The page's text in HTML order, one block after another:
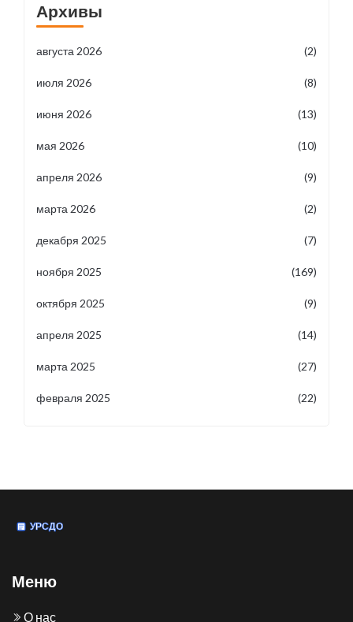
Архивы
августа 2026 (2)
июля 2026 (8)
июня 2026 (13)
мая 2026 (10)
апреля 2026 (9)
марта 2026 (2)
декабря 2025 (7)
ноября 2025 (169)
октября 2025 (9)
апреля 2025 (14)
марта 2025 (27)
февраля 2025 (22)
Меню
О нас